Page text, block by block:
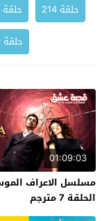
حلقة 214
حلقة 215
حلقة 219
01:09:03
مسلسل الاعراف
الحلقة 7 مترجم